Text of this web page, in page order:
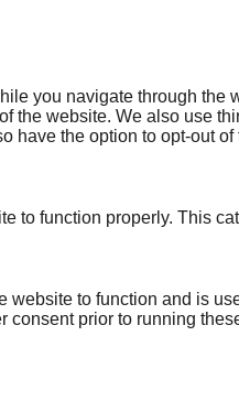
you navigate through
the website. We also use
have the option to opt-out
to function properly. This
to function and is
prior to running